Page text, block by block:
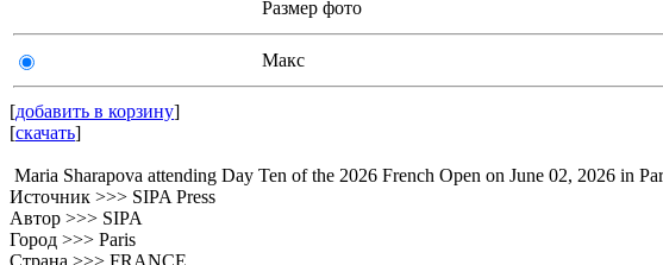
Размер фото
Макс
[добавить в корзину]
[скачать]
Maria Sharapova attending Day Ten of the 2026 French Open on June 02, 2026
Источник >>> SIPA Press
Автор >>> SIPA
Город >>> Paris
Страна >>> FRANCE